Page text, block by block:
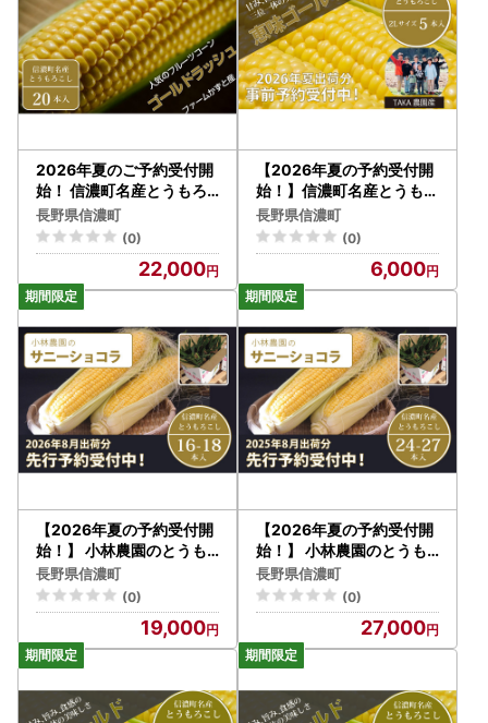
2026年夏のご予約受付開
始！ 信濃町名産とうもろ
こし『ファームかずとのゴ
ールドラッシュ 20本セッ
ト』粒皮が薄く生でも食べ
られる、フルーツを凌ぐほ
どの甘いとうもろこし 朝
採れを農場から直送 令和
8年7月下旬～8月下旬出荷
分 先行予約【長野県信濃
町ふるさと納税】
長野県信濃町
(0)
22,000
【2026年夏の予約受付開
始！】信濃町名産とうもろ
こし『TAKA農園の恵味（
めぐみ）ゴールド』2Lサ
イズ（1本450ｇ相当）×5
本セット スイートコーン
の人気品種、予約受付中！
令和8年7月下旬から8月下
旬まで随時出荷予定【長野
県信濃町ふるさと納税】
長野県信濃町
(0)
6,000
【2026年夏の予約受付開
始！】 小林農園のとうも
ろこし（16～18本セット
） 信濃町産サニーショコ
ラ｜令和8年8月上旬から
のお届け予定 生産者直送
2026年夏出荷分 先行予約
【長野県信濃町ふるさと納
税】
長野県信濃町
(0)
19,000
【2026年夏の予約受付開
始！】 小林農園のとうも
ろこし（24～27本セット
）信濃町産サニーショコラ
｜令和8年8月上旬以降順
次お届け予定 生産者直送
2026年夏出荷分 先行予約
【長野県信濃町ふるさと納
税】
長野県信濃町
(0)
27,000